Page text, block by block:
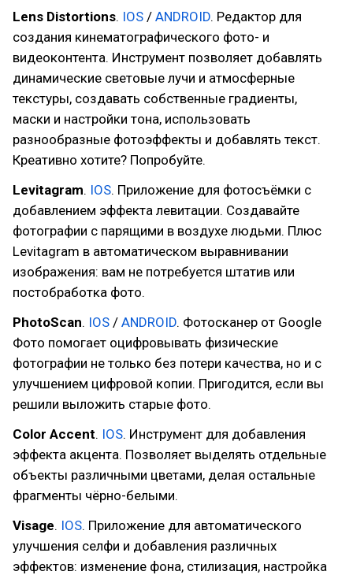
Lens Distortions. IOS / ANDROID. Редактор для
создания кинематографического фото- и
видеоконтента. Инструмент позволяет добавлять
динамические световые лучи и атмосферные
текстуры, создавать собственные градиенты,
маски и настройки тона, использовать
разнообразные фотоэффекты и добавлять текст.
Креативно хотите? Попробуйте.
Levitagram. IOS. Приложение для фотосъёмки с
добавлением эффекта левитации. Создавайте
фотографии с парящими в воздухе людьми. Плюс
Levitagram в автоматическом выравнивании
изображения: вам не потребуется штатив или
постобработка фото.
PhotoScan. IOS / ANDROID. Фотосканер от Google
Фото помогает оцифровывать физические
фотографии не только без потери качества, но и с
улучшением цифровой копии. Пригодится, если вы
решили выложить старые фото.
Color Accent. IOS. Инструмент для добавления
эффекта акцента. Позволяет выделять отдельные
объекты различными цветами, делая остальные
фрагменты чёрно-белыми.
Visage. IOS. Приложение для автоматического
улучшения селфи и добавления различных
эффектов: изменение фона, стилизация, настройка